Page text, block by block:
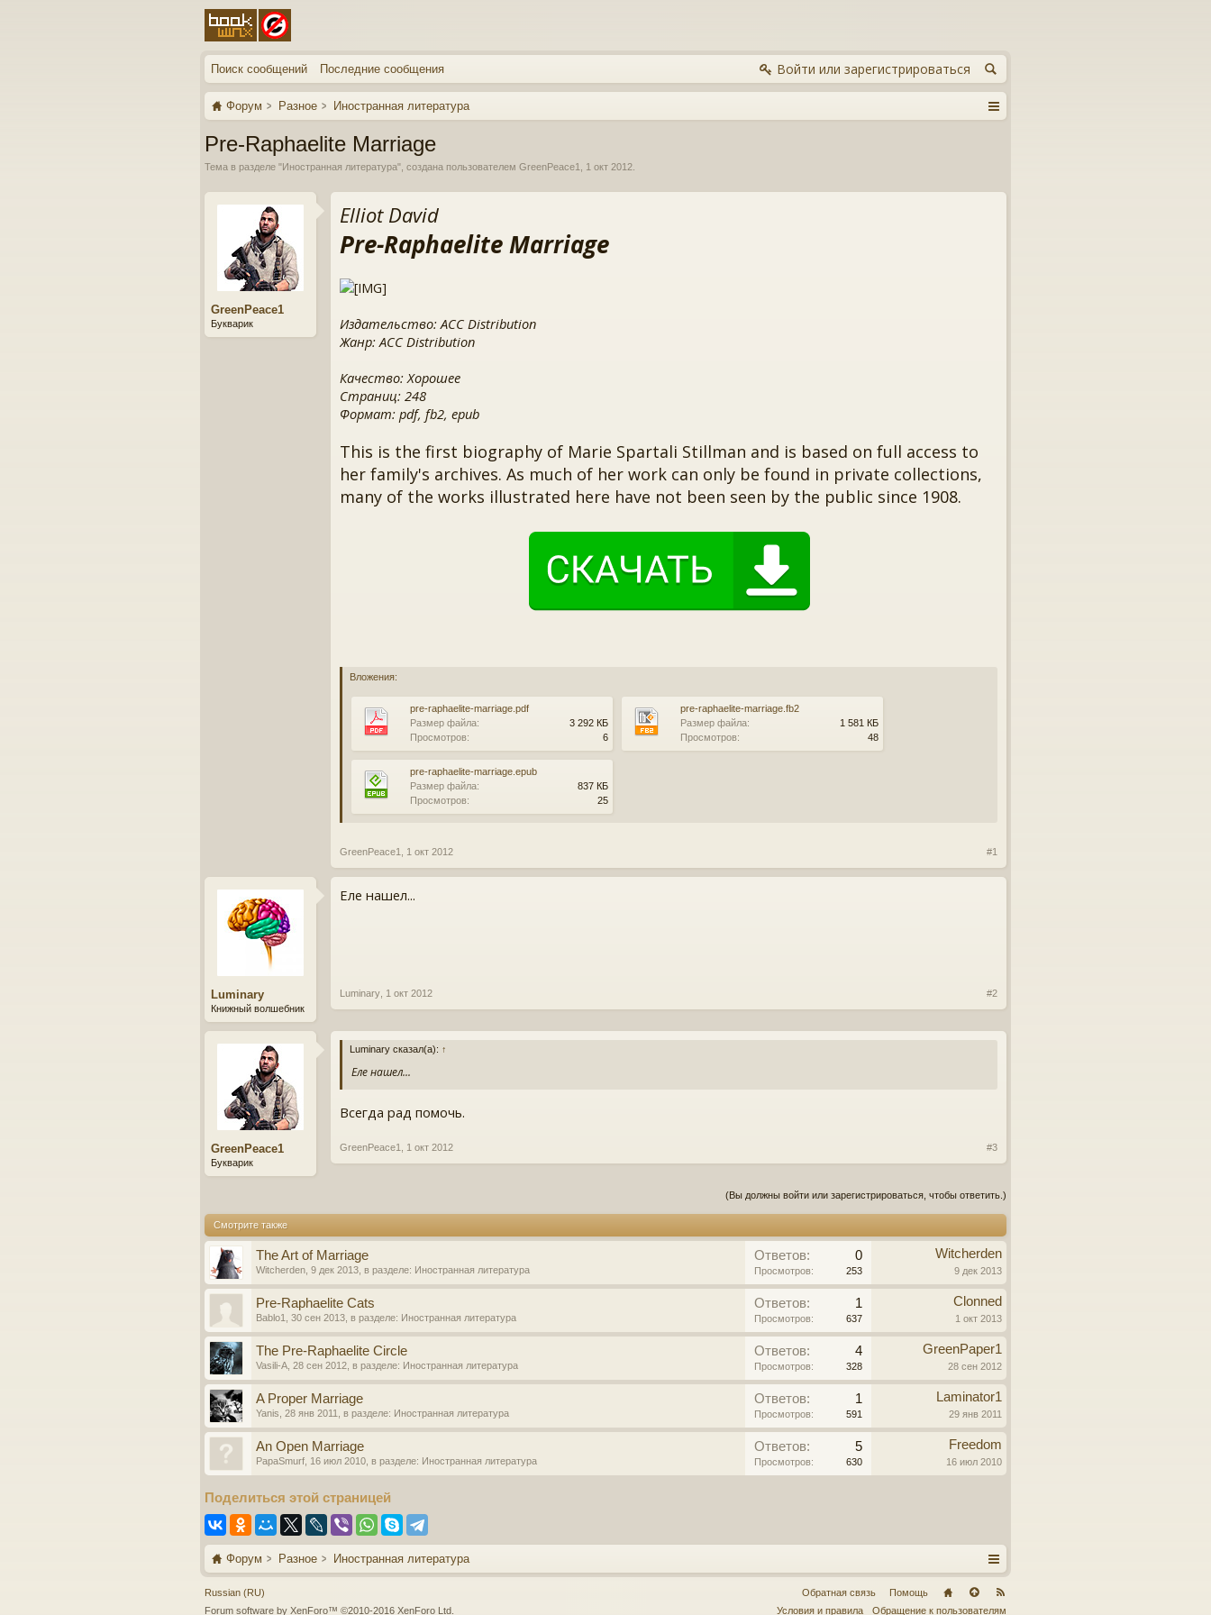
Поиск сообщений Последние сообщения Войти или зарегистрироваться
Форум Разное Иностранная литература
Pre-Raphaelite Marriage
Тема в разделе "Иностранная литература", создана пользователем GreenPeace1 1 окт 2012
GreenPeace1
Букварик
Elliot David
Pre-Raphaelite Marriage
Издательство: ACC Distribution
Жанр: ACC Distribution
Качество: Хорошее
Страниц: 248
Формат: pdf, fb2, epub
This is the first biography of Marie Spartali Stillman and is based on full access to
her family's archives. As much of her work can only be found in private collections,
many of the works illustrated here have not been seen by the public since 1908.
Вложения:
pre-raphaelite-marriage.pdf
Размер файла:
3 292 КБ
Просмотров:
6
pre-raphaelite-marriage.fb2
Размер файла:
1 581 КБ
Просмотров:
48
pre-raphaelite-marriage.epub
Размер файла:
837 КБ
Просмотров:
25
GreenPeace1 1 окт 2012 #1
Luminary
Книжный волшебник
Еле нашел...
Luminary 1 окт 2012 #2
GreenPeace1
Букварик
Luminary сказал(а): ↑
Еле нашел...
Всегда рад помочь.
GreenPeace1 1 окт 2012 #3
(Вы должны войти или зарегистрироваться, чтобы ответить.)
Смотрите также
The Art of Marriage
Witcherden 9 дек 2013 , в разделе: Иностранная литература
Ответов: 0
Просмотров: 253
Witcherden
9 дек 2013
Pre-Raphaelite Cats
Bablo1 30 сен 2013 , в разделе: Иностранная литература
Ответов: 1
Просмотров: 637
Clonned
1 окт 2013
The Pre-Raphaelite Circle
Vasili-A 28 сен 2012 , в разделе: Иностранная литература
Ответов: 4
Просмотров: 328
GreenPaper1
28 сен 2012
A Proper Marriage
Yanis 28 янв 2011 , в разделе: Иностранная литература
Ответов: 1
Просмотров: 591
Laminator1
29 янв 2011
An Open Marriage
PapaSmurf 16 июл 2010 , в разделе: Иностранная литература
Ответов: 5
Просмотров: 630
Freedom
16 июл 2010
Поделиться этой страницей
Форум Разное Иностранная литература
Russian (RU) Обратная связь
Помощь
Условия и правила
Обращение к пользователям
Forum software by XenForo™ ©2010-2016 XenForo Ltd.